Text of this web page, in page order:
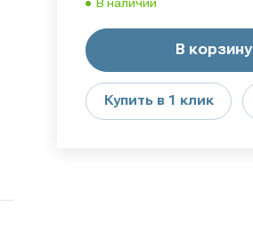
В корзину
Купить в 1 клик